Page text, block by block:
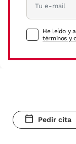
He leído y
términos y
Pedir cita